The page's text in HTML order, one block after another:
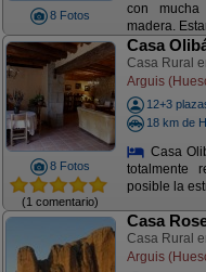
8 Fotos
con mucha
madera.
8 Fotos
(1 comentario)
Casa
Casa Rural
Arguis
12+3
18 km de
Casa
totalmente
posible la
Casa
Casa Rural
Arguis